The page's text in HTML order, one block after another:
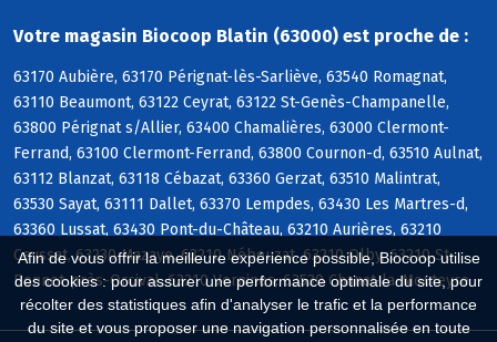
Afin de vous offrir la meilleure expérience possible, Biocoop utilise
des cookies : pour assurer une performance optimale du site, pour
récolter des statistiques afin d'analyser le trafic et la performance
du site et vous proposer une navigation personnalisée en toute
Votre magasin Biocoop Blatin (63000) est proche de :
63170 Aubière, 63170 Pérignat-lès-Sarliève, 63540 Romagnat,
63110 Beaumont, 63122 Ceyrat, 63122 St-Genès-Champanelle,
63800 Pérignat s/Allier, 63400 Chamalières, 63000 Clermont-
Ferrand, 63100 Clermont-Ferrand, 63800 Cournon-d, 63510 Aulnat,
63112 Blanzat, 63118 Cébazat, 63360 Gerzat, 63510 Malintrat,
63530 Sayat, 63111 Dallet, 63370 Lempdes, 63430 Les Martres-d,
63360 Lussat, 63430 Pont-du-Château, 63210 Aurières, 63210
Ceyssat, 63230 Mazaye, 63210 Nébouzat, 63210 Olby, 63210 St-
Bonnet-près-Orcival, 63210 Vernines, 63530 Chanat-la-Mouteyre